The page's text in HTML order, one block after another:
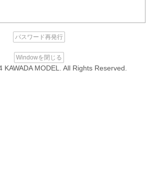
パスワード再発行
Windowを閉じる
MODEL. All Rights Reserved.